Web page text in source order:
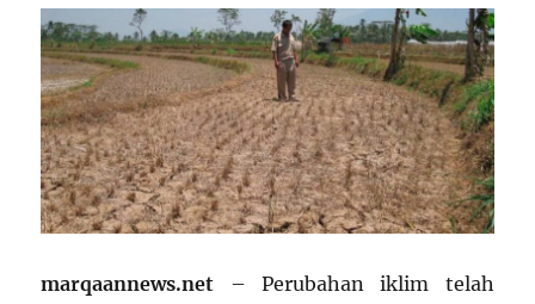
marqaannews.net – Perubahan iklim telah